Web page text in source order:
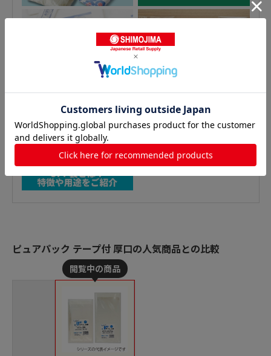
ピュアパック テープ付 厚口の人気商品との比較